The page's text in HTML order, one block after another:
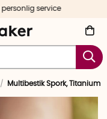
service
Multibestik Spork, Titanium